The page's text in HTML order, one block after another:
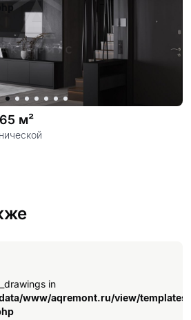
м²
in
www/aqremont.ru/view/